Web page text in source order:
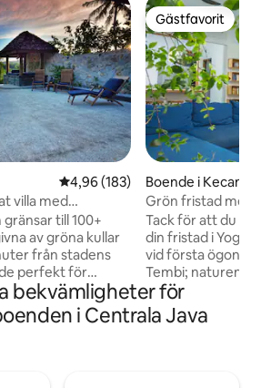
4,96 av 5 i genomsnittligt
4,96 (183)
villa med
gränsar till 100+
av gröna kullar
från stadens
perfekt för
eller för att bara
med alla
Gästfavorit
Gästfavorit
Boende i
Grön fristad med
Tourism Village
Tack för att du
din fristad i
vid första
Tembi; naturen,
människor
hjärtan. För några år sedan började vi
designa och
bekvämligheter för
i Centrala Java